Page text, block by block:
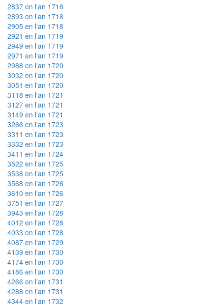
2837 en l'an 1718
2893 en l'an 1718
2905 en l'an 1718
2921 en l'an 1719
2949 en l'an 1719
2971 en l'an 1719
2988 en l'an 1720
3032 en l'an 1720
3051 en l'an 1720
3118 en l'an 1721
3127 en l'an 1721
3149 en l'an 1721
3266 en l'an 1723
3311 en l'an 1723
3332 en l'an 1723
3411 en l'an 1724
3522 en l'an 1725
3538 en l'an 1725
3568 en l'an 1726
3610 en l'an 1726
3751 en l'an 1727
3943 en l'an 1728
4012 en l'an 1728
4033 en l'an 1728
4087 en l'an 1729
4139 en l'an 1730
4174 en l'an 1730
4186 en l'an 1730
4266 en l'an 1731
4288 en l'an 1731
4344 en l'an 1732